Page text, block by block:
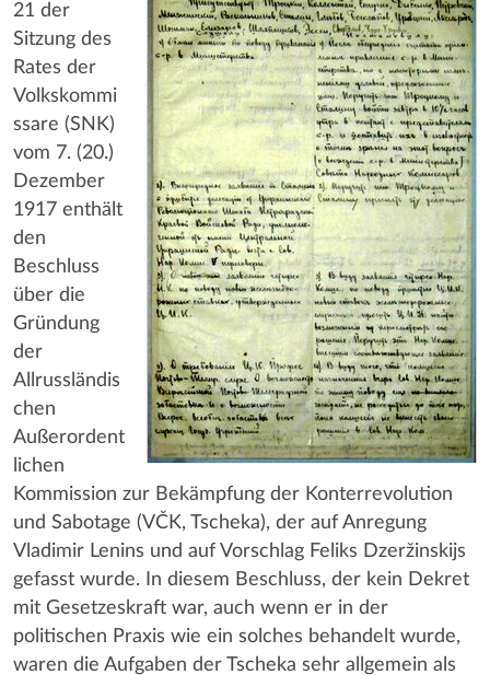
21 der
Sitzung des
Rates der
Volkskommi
ssare (SNK)
vom 7. (20.)
Dezember
1917 enthält
den
Beschluss
über die
Gründung
der
Allrussländis
chen
Außerordent
lichen
Kommission zur Bekämpfung der Konterrevolution
und Sabotage (VČK, Tscheka), der auf Anregung
Vladimir Lenins und auf Vorschlag Feliks Dzeržinskijs
gefasst wurde. In diesem Beschluss, der kein Dekret
mit Gesetzeskraft war, auch wenn er in der
politischen Praxis wie ein solches behandelt wurde,
waren die Aufgaben der Tscheka sehr allgemein als